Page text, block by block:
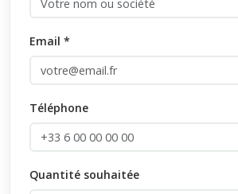
Email *
Téléphone
Quantité souhaitée